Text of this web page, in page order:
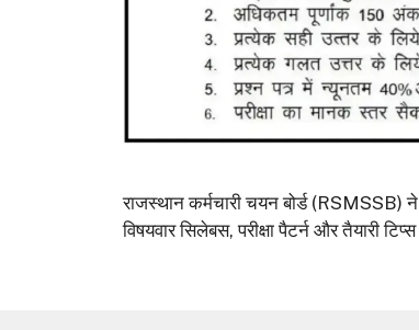
राजस्थान कर्मचारी चयन बोर्ड (RSMSSB)
विषयवार सिलेबस, परीक्षा पैटर्न और तैयारी